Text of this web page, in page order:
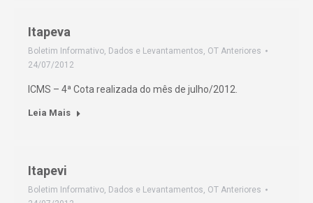
Itapeva
Boletim Informativo, Dados e Levantamentos, OT Anteriores
24/07/2012
ICMS – 4ª Cota realizada do mês de julho/2012.
Leia Mais
Itapevi
Boletim Informativo, Dados e Levantamentos, OT Anteriores